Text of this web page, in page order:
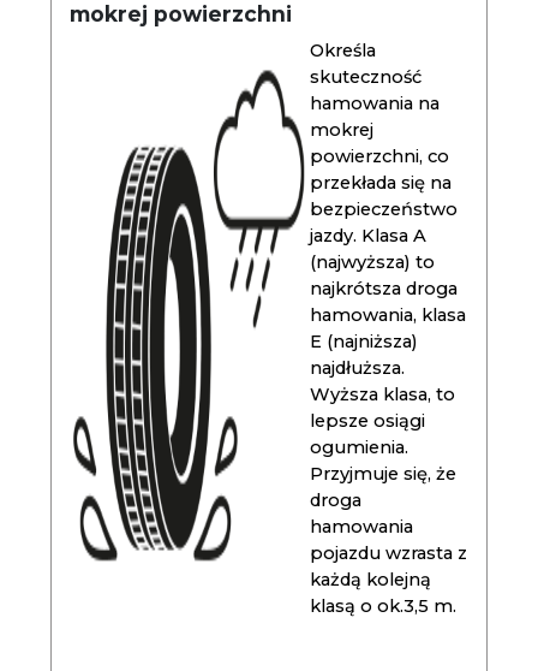
mokrej powierzchni
Określa
skuteczność
hamowania na
mokrej
powierzchni, co
przekłada się na
bezpieczeństwo
jazdy. Klasa A
(najwyższa) to
najkrótsza droga
hamowania, klasa
E (najniższa)
najdłuższa.
Wyższa klasa, to
lepsze osiągi
ogumienia.
Przyjmuje się, że
droga
hamowania
pojazdu wzrasta z
każdą kolejną
klasą o ok.3,5 m.